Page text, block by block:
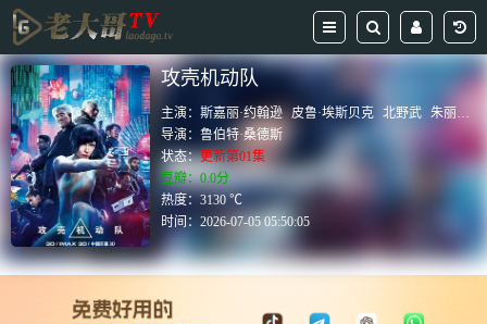
攻壳机动队
主演：斯嘉丽·约翰逊 皮鲁·埃斯贝克 北野武 朱丽叶·比诺什
导演：鲁伯特·桑德斯
状态：更新第01集
豆瓣：0.0分
热度：3130 ℃
时间：2026-07-05 05:50:05